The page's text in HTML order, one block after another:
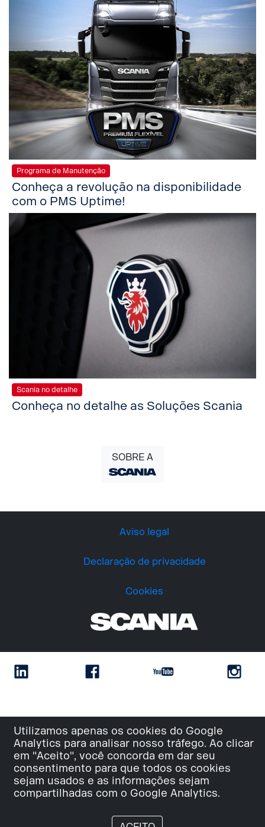
Utilizamos apenas os cookies do Google
Analytics para analisar nosso tráfego. Ao clicar
em "Aceito", você concorda em dar seu
consentimento para que todos os cookies
sejam usados e as informações sejam
compartilhadas com o Google Analytics.
Programa de Manutenção
Conheça a revolução na disponibilidade
com o PMS Uptime!
Scania no detalhe
Conheça no detalhe as Soluções Scania
SOBRE A
Aviso legal
Declaração de privacidade
Cookies